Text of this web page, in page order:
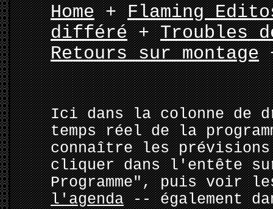
Home+Flaming
différé+Troubles
Retours sur montage
Ici dans la colonne de
temps réel de la
connaître les
cliquer dans l'entête
Programme", puis voir
l'agenda-- également